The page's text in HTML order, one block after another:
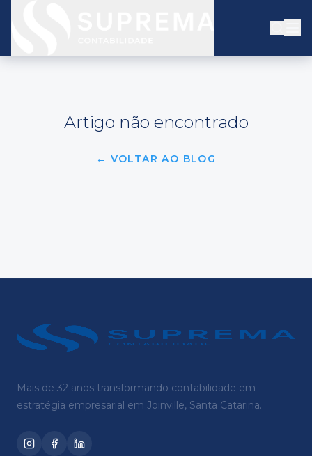
Artigo não encontrado
← VOLTAR AO BLOG
Mais de 32 anos transformando contabilidade em
estratégia empresarial em Joinville, Santa Catarina.